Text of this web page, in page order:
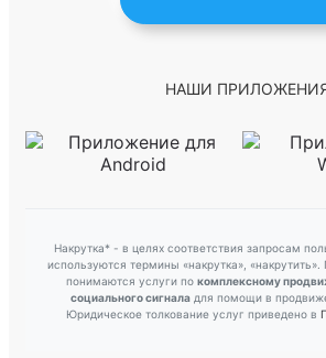
НАШИ
Накрутка* - в целях соответствия запросам
используются термины «накрутка»,
понимаются услуги по комплексному
социального сигналадля помощи в
Юридическое толкование услуг приведено в